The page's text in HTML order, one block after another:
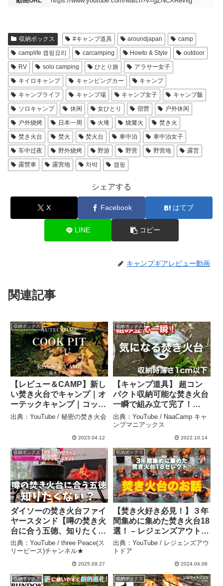
収納ボックス #キャンプ道具 aroundjapan
camp
camplife 캠핑요리
carcamping Howto & Style
outdoor
RV
solo camping ひとり旅
アラサー女子
キイロキャンプ
キャンピングカー
キャンプ
キャンプライフ
キャンプ場 キャンプ女子
キャンプ飯
ソロキャンプ
休闲 女ひとり 宿營
户外休闲
户外烧烤
日本一周 火堆 烧篝火
焚き火
焚き火台
焚火 焚火台 車中泊
車中泊女子
车中过夜
野外烧烤 野游 野营 野营地
露営
露營車
露营地 차박 캠핑
シェアする
X Facebook はてブ
LINE コピー
キャンプギアレビュー動画
関連記事
収納ボックス
【レビュー＆CAMP】新し
い焚き火台でキャンプ｜オ
ーテックキャンプ｜コック
ピット｜高知県｜四万十町
出典：YouTube / 秘密の焚き火会
2023.04.12
収納ボックス
【キャンプ道具】 超コン
パクト収納可能な焚き火台
一瞬で組み立て完了！
huanbush ピコグリル –
NaaCamp キャンプマニア
出典：YouTube / NaaCamp キャ
ンプマニアックス
2022.10.14
収納ボックス
ダイソーの焚き火台ファイ
ヤースタンド【噂の焚き火
台に合う五徳、知りたくな
い？】 – three Peace(スリ
ーピース)チャンネル★
出典：YouTube / three Peace(ス
リーピース)チャンネル★
2025.09.27
収納ボックス
【焚き火好き必見！】３年
間集めに集めた焚き火台18
選！ – レジェンズアウトド
ア
出典：YouTube / レジェンズアウ
トドア
2024.04.06
収納ボックス 収納ボックス